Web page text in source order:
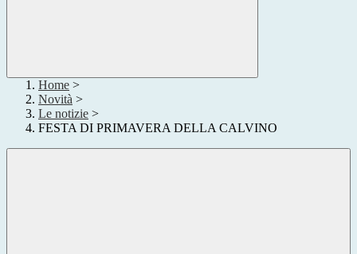
Home >
Novità >
Le notizie >
FESTA DI PRIMAVERA DELLA CALVINO